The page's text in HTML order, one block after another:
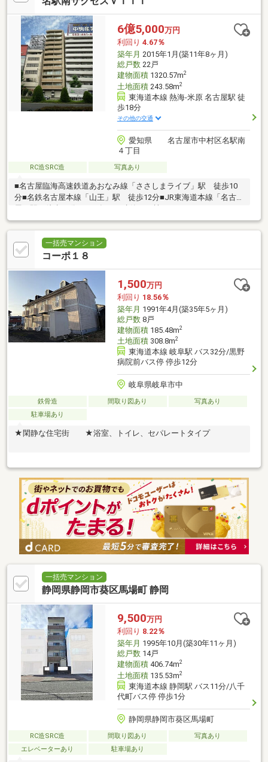
6億5,000万円
利回り 4.67％
築年月 2015年1月(築11年8ヶ月)
総戸数22戸
建物面積1320.57m2
土地面積243.58m2
東海道本線 熱海-米原 名古屋駅 徒
歩18分
その他の交通
愛知県 名古屋市中村区名駅南
４丁目
RC造SRC造 写真あり
■名古屋臨海高速鉄道あおなみ線「ささしまライブ」駅 徒歩10
分■名鉄名古屋本線「山王」駅 徒歩12分■JR東海道本線「名古
ー １機あり■ゴミステーション あり■間取り：１LDK×２２戸■
ファミリーマート名駅南四丁目店・・・約350m（徒歩5分）
一括売マンション
コーポ１８
1,500万円
利回り 18.56％
築年月 1991年4月(築35年5ヶ月)
総戸数8戸
建物面積185.48m2
土地面積308.8m2
東海道本線 岐阜駅 バス32分/黒野
病院前バス停 停歩12分
岐阜県岐阜市中
鉄骨造 間取り図あり
写真あり
駐車場あり
★閑静な住宅街 ★浴室、トイレ、セパレートタイプ
一括売マンション
静岡県静岡市葵区馬場町 静岡
9,500万円
利回り 8.22％
築年月 1995年10月(築30年11ヶ月)
総戸数14戸
建物面積406.74m2
土地面積135.53m2
東海道本線 静岡駅 バス11分/八千
代町バス停 停歩1分
静岡県静岡市葵区馬場町
RC造SRC造 間取り図あり
写真あり
エレベーターあり
駐車場あり